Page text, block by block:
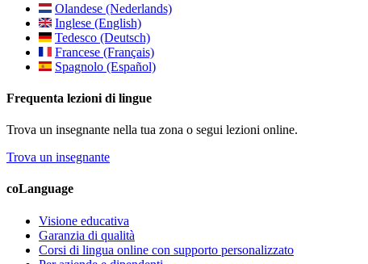
Olandese (Nederlands)
Inglese (English)
Tedesco (Deutsch)
Francese (Français)
Spagnolo (Español)
Frequenta lezioni di lingue
Trova un insegnante nella tua zona o segui lezioni online.
Trova un insegnante
coLanguage
Visione educativa
Garanzia di qualità
Corsi di lingua online con supporto personalizzato